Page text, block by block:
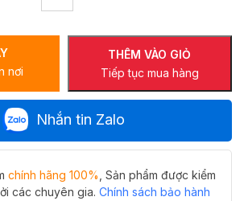
THÊM VÀO GIỎ
Tiếp tục mua hàng
nơi
Nhắn tin Zalo
chính hãng 100% , Sản phẩm được kiểm
các chuyên gia. Chính sách bảo hành